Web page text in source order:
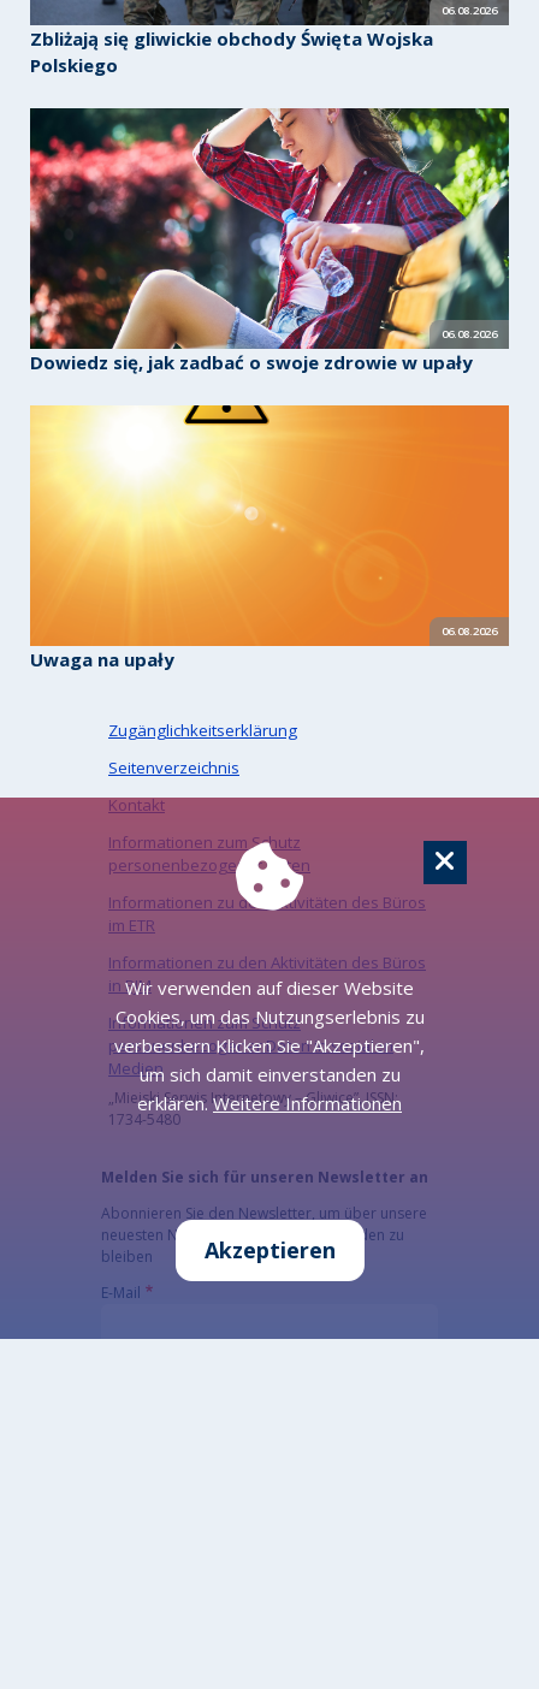
06.08.2026
Zbliżają się gliwickie obchody Święta Wojska
Polskiego
06.08.2026
Dowiedz się, jak zadbać o swoje zdrowie w upały
06.08.2026
Uwaga na upały
Zugänglichkeitserklärung
Seitenverzeichnis
Kontakt
Informationen zum Schutz
personenbezogener Daten
Informationen zu den Aktivitäten des Büros
im ETR
Informationen zu den Aktivitäten des Büros
in PJM
Informationen zum Schutz
personenbezogener Daten in sozialen
Medien
„Miejski Serwis Internetowy – Gliwice”, ISSN:
1734-5480
Melden Sie sich für unseren Newsletter an
Abonnieren Sie den Newsletter, um über unsere
neuesten Nachrichten auf dem Laufenden zu
bleiben
E-Mail
Wir verwenden auf dieser Website
Cookies, um das Nutzungserlebnis zu
verbessern Klicken Sie "Akzeptieren",
um sich damit einverstanden zu
erklären.Weitere Informationen
Akzeptieren